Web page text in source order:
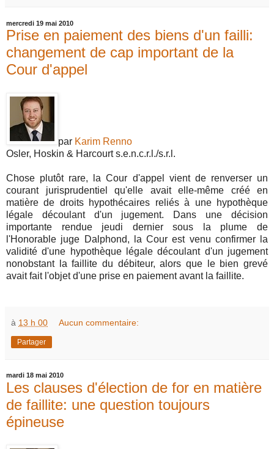
mercredi 19 mai 2010
Prise en paiement des biens d'un failli:
changement de cap important de la
Cour d'appel
par Karim Renno
Osler, Hoskin & Harcourt s.e.n.c.r.l./s.r.l.
Chose plutôt rare, la Cour d'appel vient de renverser un
courant jurisprudentiel qu'elle avait elle-même créé en
matière de droits hypothécaires reliés à une hypothèque
légale découlant d'un jugement. Dans une décision
importante rendue jeudi dernier sous la plume de
l'Honorable juge Dalphond, la Cour est venu confirmer la
validité d'une hypothèque légale découlant d'un jugement
nonobstant la faillite du débiteur, alors que le bien grevé
avait fait l'objet d'une prise en paiement avant la faillite.
à 13 h 00 Aucun commentaire:
Partager
mardi 18 mai 2010
Les clauses d'élection de for en matière
de faillite: une question toujours
épineuse